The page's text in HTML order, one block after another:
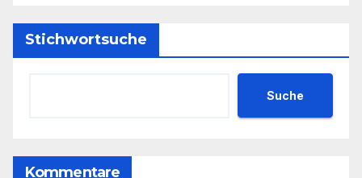
Stichwortsuche
Suche
Kommentare